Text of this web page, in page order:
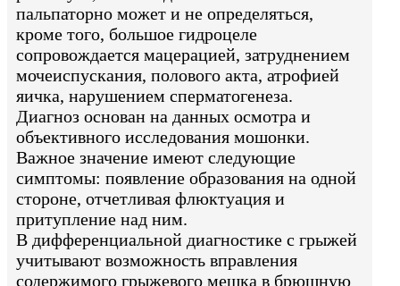
пальпаторно может и не определяться,
кроме того, большое гидроцеле
сопровождается мацерацией, затруднением
мочеиспускания, полового акта, атрофией
яичка, нарушением сперматогенеза.
Диагноз основан на данных осмотра и
объективного исследования мошонки.
Важное значение имеют следующие
симптомы: появление образования на одной
стороне, отчетливая флюктуация и
притупление над ним.
В дифференциальной диагностике с грыжей
учитывают возможность вправления
содержимого грыжевого мешка в брюшную